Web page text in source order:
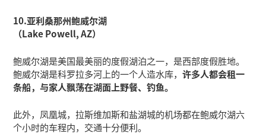
10.亚利桑那州鲍威尔湖
（Lake Powell, AZ）
鲍威尔湖是美国最美丽的度假湖泊之一，是西部度假胜地。
鲍威尔湖是科罗拉多河上的一个人造水库，许多人都会租一
条船，与家人飘荡在湖面上野餐、钓鱼。
此外，凤凰城，拉斯维加斯和盐湖城的机场都在鲍威尔湖六
个小时的车程内，交通十分便利。